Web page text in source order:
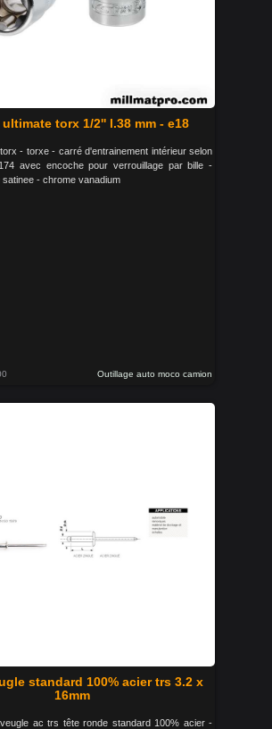
torx 1/2'' l.38 mm - e18
- torxe - carré d'entrainement intérieur selon
avec encoche pour verrouillage par bille -
satinee - chrome vanadium
Outillage auto moco camion
standard 100% acier trs 3.2 x
16mm
ac trs tête ronde standard 100% acier -